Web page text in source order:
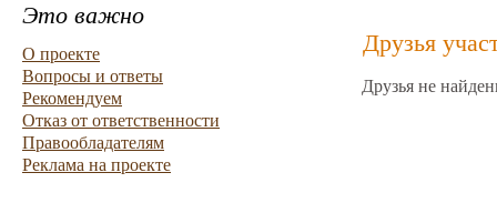
Это важно
О проекте
Вопросы и ответы
Рекомендуем
Отказ от ответственности
Правообладателям
Реклама на проекте
Друзья
Друзья не